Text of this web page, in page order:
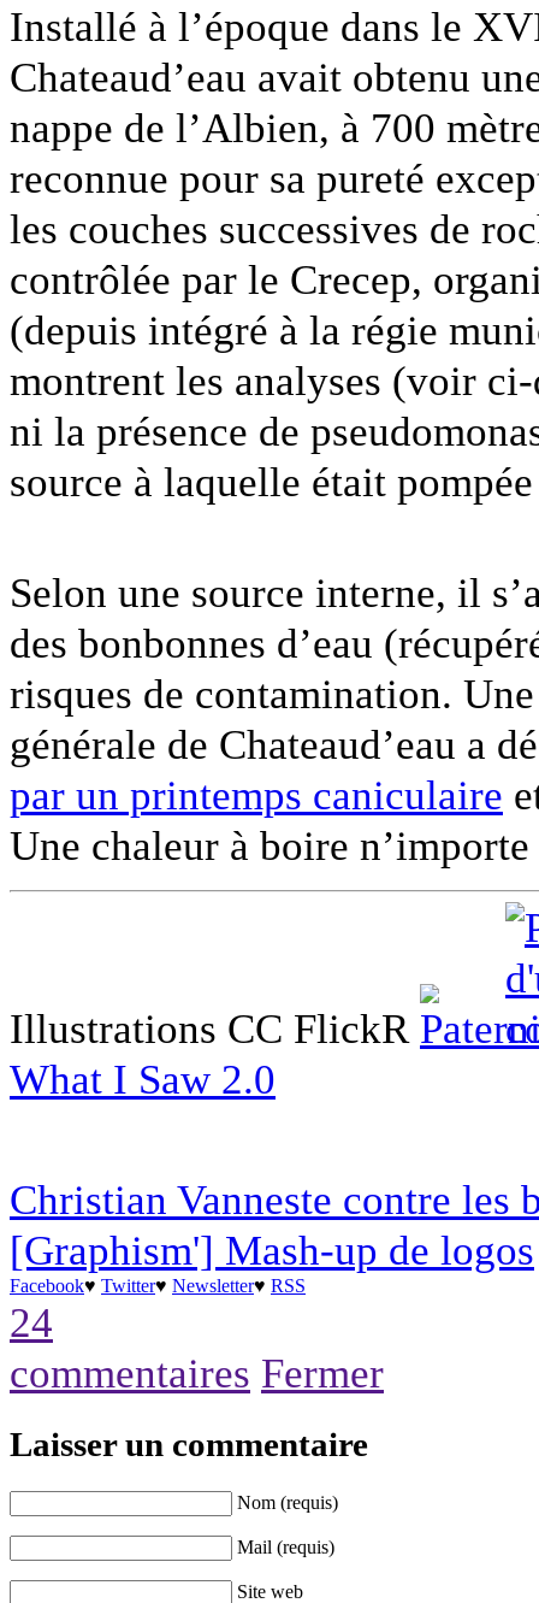
Installé à l’époque dans le
Chateaud’eau avait obtenu
nappe de l’Albien, à 700
reconnue pour sa pureté
les couches successives de
contrôlée par le Crecep,
(depuis intégré à la régie
montrent les analyses (voir
ni la présence de
source à laquelle était pompée
Selon une source interne, il
des bonbonnes d’eau
risques de contamination.
générale de Chateaud’eau a
par un printemps caniculaire
Une chaleur à boire
Illustrations CC FlickR
What I Saw 2.0
Christian Vanneste contre les
[Graphism'] Mash-up de logos
Facebook♥ Twitter♥ Newsletter♥ RSS
24
commentaires Fermer
Laisser un commentaire
Nom (requis)
Mail (requis)
Site web